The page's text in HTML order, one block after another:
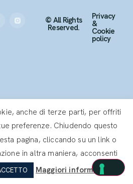
e operativa
Bilance srl
6/a – Saluzzo (CN)
03248650040
© All Rights
Reserved.
Privacy
&
Cookie
policy
anche di terze parti, per offriti
preferenze. Chiudendo questo
pagina, cliccando su un link o
in altra maniera, acconsenti
Maggiori informazioni